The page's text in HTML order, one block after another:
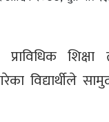
शिक्षा
विद्यार्थीले